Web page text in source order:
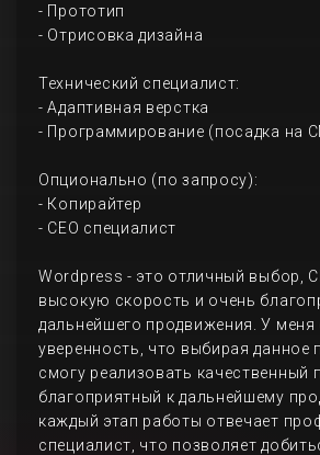
- Прототип
- Отрисовка дизайна
Технический специалист:
- Адаптивная верстка
- Программирование (посадка на
Опционально (по запросу):
- Копирайтер
- СЕО специалист
Wordpress - это отличный выбор,
высокую скорость и очень
дальнейшего продвижения. У меня
уверенность, что выбирая данное
смогу реализовать качественный
благоприятный к дальнейшему
каждый этап работы отвечает
специалист, что позволяет